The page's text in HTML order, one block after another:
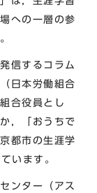
への一層の参
信するコラム
日本労働組合
合役員とし
，「おうちで
都市の生涯学
います。
ンター（アス